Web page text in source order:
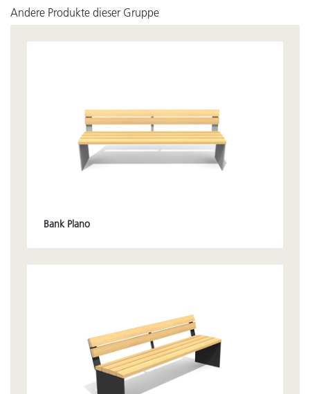
Andere Produkte dieser Gruppe
Bank Plano